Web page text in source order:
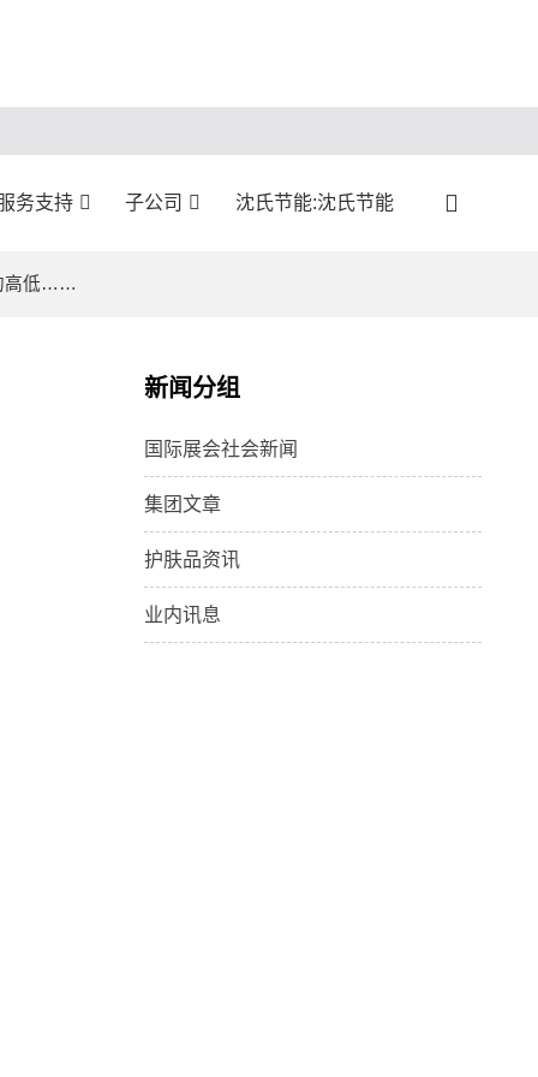
务支持 子公司 沈氏节能:沈氏节能
高低……
新闻分组
国际展会社会新闻
集团文章
护肤品资讯
业内讯息